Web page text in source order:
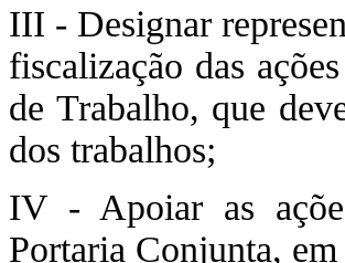
III - Designar
fiscalização das
de Trabalho, que
dos trabalhos;
IV - Apoiar as
Portaria Conjunta,